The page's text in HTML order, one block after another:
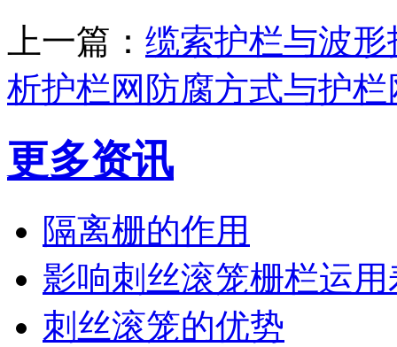
上一篇： 缆索护栏与波
析护栏网防腐方式与护
更多资讯
隔离栅的作用
影响刺丝滚笼栅栏运
刺丝滚笼的优势